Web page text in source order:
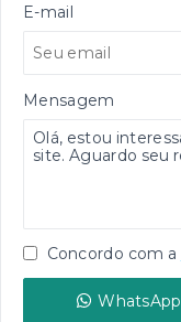
E-mail
Mensagem
Concordo com a
WhatsApp